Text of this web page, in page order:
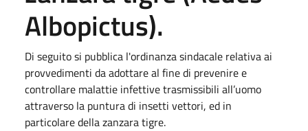
Albopictus).
Di seguito si pubblica l'ordinanza sindacale relativa ai
provvedimenti da adottare al fine di prevenire e
controllare malattie infettive trasmissibili all’uomo
attraverso la puntura di insetti vettori, ed in
particolare della zanzara tigre.